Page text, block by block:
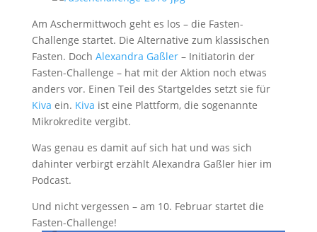
Am Aschermittwoch geht es los – die Fasten-
Challenge startet. Die Alternative zum klassischen
Fasten. Doch Alexandra Gaßler– Initiatorin der
Fasten-Challenge – hat mit der Aktion noch etwas
anders vor. Einen Teil des Startgeldes setzt sie für
Kiva ein. Kiva ist eine Plattform, die sogenannte
Mikrokredite vergibt.
Was genau es damit auf sich hat und was sich
dahinter verbirgt erzählt Alexandra Gaßler hier im
Podcast.
Und nicht vergessen – am 10. Februar startet die
Fasten-Challenge!